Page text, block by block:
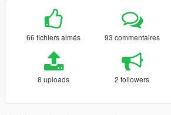
66 fichiers aimés 93 commentaires
8 uploads 2 followers